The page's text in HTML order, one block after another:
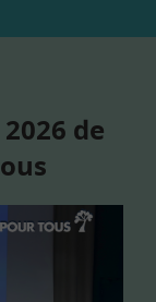
de